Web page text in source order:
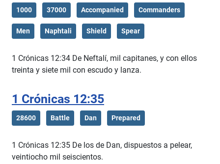
1000 37000 Accompanied Commanders
Men Naphtali Shield Spear
1 Crónicas 12:34 De Neftalí, mil capitanes, y con ellos
treinta y siete mil con escudo y lanza.
1 Crónicas 12:35
28600 Battle Dan Prepared
1 Crónicas 12:35 De los de Dan, dispuestos a pelear,
veintiocho mil seiscientos.